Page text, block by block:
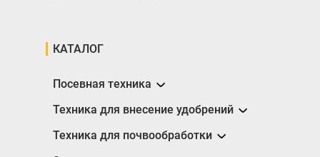
КАТАЛОГ
Посевная техника
Сеялки
Техника для внесение удобрений
Разбрасыватели
Техника для почвообработки